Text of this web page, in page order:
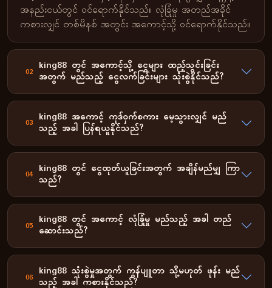
အနည်းငယ်တွင် ဝင်ရောက်နိုင်သည်။ လုံခြုံမှု အတည်အခိုင်
ကစားလျှင် တစ်မိနစ် အတွင်း အကောင့်သို့ ဝင်ရောက်နိုင်သည်။
02 king88 တွင် အကောင့်သို့ ငွေများ ထည့်သွင်းခြင်း
အတွက် မည်သည့် ငွေလက်ခြင်းများ သုံးစွဲနိုင်သည်?
03 king88 အကောင့် ကုဒ်ဝှက်စကား မေ့သွားလျှင် မည်
သည့် အခါ ပြန်ရယူနိုင်သည်?
04 king88 တွင် ငွေထုတ်ယူခြင်းအတွက် အချိန်မည်မျှ ကြာ
သည်?
05 king88 တွင် အကောင့် လုံခြုံမှု မည်သည့် အခါ တည်
ဆောင်းသည်?
06 king88 သုံးစွဲမှုအတွက် ကွန်ပျူတာ သို့မဟုတ် ဖုန်း မည်
သည့် အခါ ကစားနိုင်သည်?